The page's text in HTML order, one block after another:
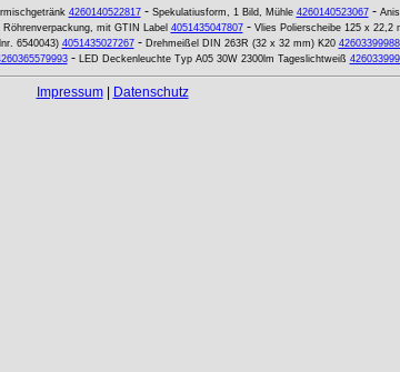
4260140522817- Spekulatiusform, 1 Bild, Mühle 4260140523067-
mit GTIN Label 4051435047807- Vlies Polierscheibe 125 x 22,2
6540043) 4051435027267- Drehmeißel DIN 263R (32 x 32 mm) K20
- LED Deckenleuchte Typ A05 30W 2300lm Tageslichtweiß
Impressum| Datenschutz